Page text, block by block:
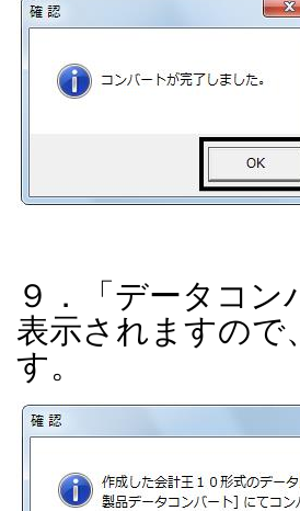
９．「データコ
表示されますので
す。